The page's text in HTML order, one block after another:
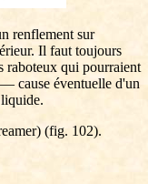
renflement sur
Il faut toujours
raboteux qui pourraient
cause éventuelle d'un
(fig. 102).